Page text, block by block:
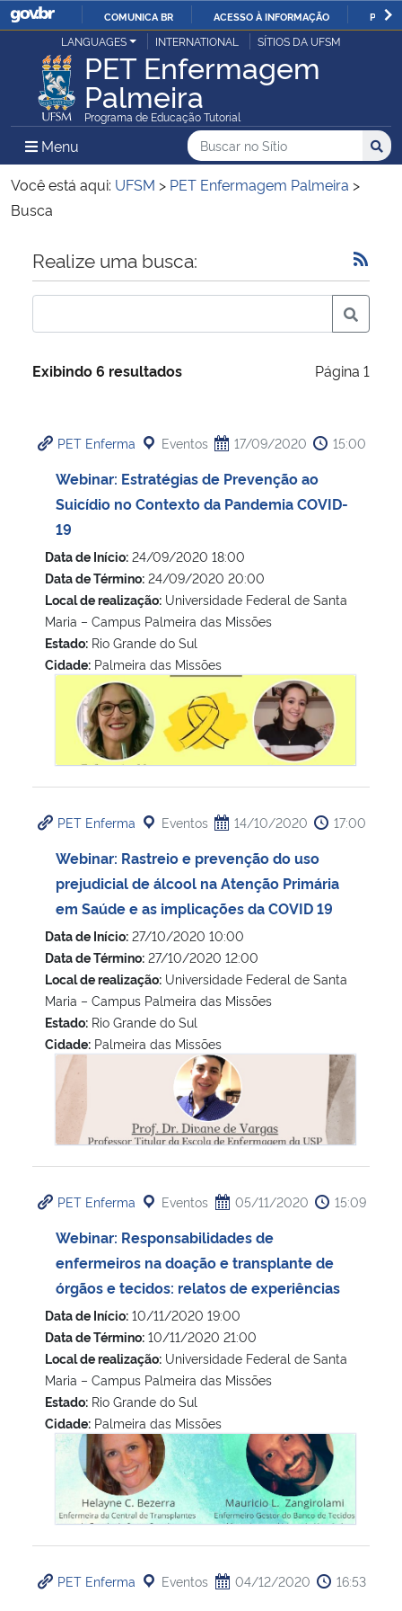
IR
PARA
O
CONTEÚDO
COMUNICA BR ACESSO À INFORMAÇÃO
Ministério da Justiça e Segurança Pública
Ministério da Defesa
Ministério das Relações Exteriores
Ministério da Educação
Ministério de Minas e Energia
Ministério da Ciência, Tecnologia, Inovações e Comunicações
Ministério do Meio Ambiente
Ministério do Desenvolvimento Regional
Controladoria-Geral da União
Secretaria de Governo
Gabinete de Segurança Institucional
Advocacia-Geral da União
Banco Central do Brasil
LANGUAGES INTERNATIONAL SÍTIOS DA UFSM
PET Enfermagem
Palmeira
Programa de Educação Tutorial
Menu Menu Principal do Sítio
Busca
Buscar no no Sítio
Busca:
Você está aqui: UFSM > PET Enfermagem Palmeira >
Busca
Início do conteúdo
Realize uma busca:
Exibindo 6 resultados Página 1
PET Enferma Eventos 17/09/2020 15:00
Webinar: Estratégias de Prevenção ao
Suicídio no Contexto da Pandemia COVID-
19
Data de Início: 24/09/2020 18:00
Data de Término: 24/09/2020 20:00
Local de realização: Universidade Federal de Santa
Maria – Campus Palmeira das Missões
Estado: Rio Grande do Sul
Cidade: Palmeira das Missões
Webinar: Estratégias de Prevenção ao Suicídio no
PET Enferma Eventos 14/10/2020 17:00
Webinar: Rastreio e prevenção do uso
prejudicial de álcool na Atenção Primária
em Saúde e as implicações da COVID 19
Data de Início: 27/10/2020 10:00
Data de Término: 27/10/2020 12:00
Local de realização: Universidade Federal de Santa
Maria – Campus Palmeira das Missões
Estado: Rio Grande do Sul
Cidade: Palmeira das Missões
Webinar: Rastreio e prevenção do uso prejudicial de
PET Enferma Eventos 05/11/2020 15:09
Webinar: Responsabilidades de
enfermeiros na doação e transplante de
órgãos e tecidos: relatos de experiências
Data de Início: 10/11/2020 19:00
Data de Término: 10/11/2020 21:00
Local de realização: Universidade Federal de Santa
Maria – Campus Palmeira das Missões
Estado: Rio Grande do Sul
Cidade: Palmeira das Missões
Webinar: Responsabilidades de enfermeiros na doação e
PET Enferma Eventos 04/12/2020 16:53